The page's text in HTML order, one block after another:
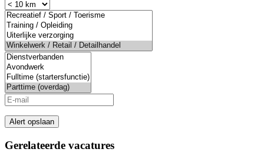
Alert opslaan
Gerelateerde vacatures